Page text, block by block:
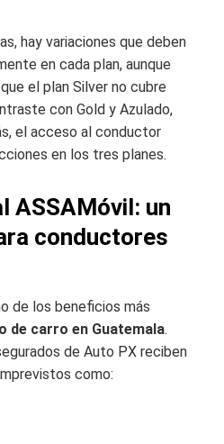
hay variaciones que deben
en cada plan, aunque
el plan Silver no cubre
con Gold y Azulado,
el acceso al conductor
en los tres planes.
ASSAMóvil: un
conductores
de los beneficios más
de carro en Guatemala.
de Auto PX reciben
como: